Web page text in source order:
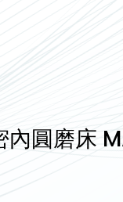
圓磨床